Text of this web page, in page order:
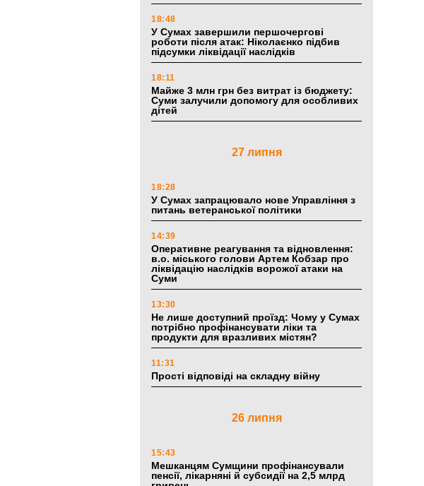
18:48
У Сумах завершили першочергові
роботи після атак: Ніколаєнко підбив
підсумки ліквідації наслідків
18:11
Майже 3 млн грн без витрат із бюджету:
Суми залучили допомогу для особливих
дітей
27 липня
18:28
У Сумах запрацювало нове Управління з
питань ветеранської політики
14:39
Оперативне реагування та відновлення:
в.о. міського голови Артем Кобзар про
ліквідацію наслідків ворожої атаки на
Суми
13:30
Не лише доступний проїзд: Чому у Сумах
потрібно профінансувати ліки та
продукти для вразливих містян?
11:31
Прості відповіді на складну війну
26 липня
15:43
Мешканцям Сумщини профінансували
пенсії, лікарняні й субсидії на 2,5 млрд